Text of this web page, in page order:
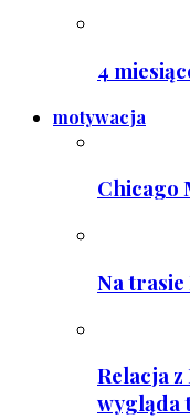
4
motywacja
Chicago
Na trasie
Relacja
wygląda